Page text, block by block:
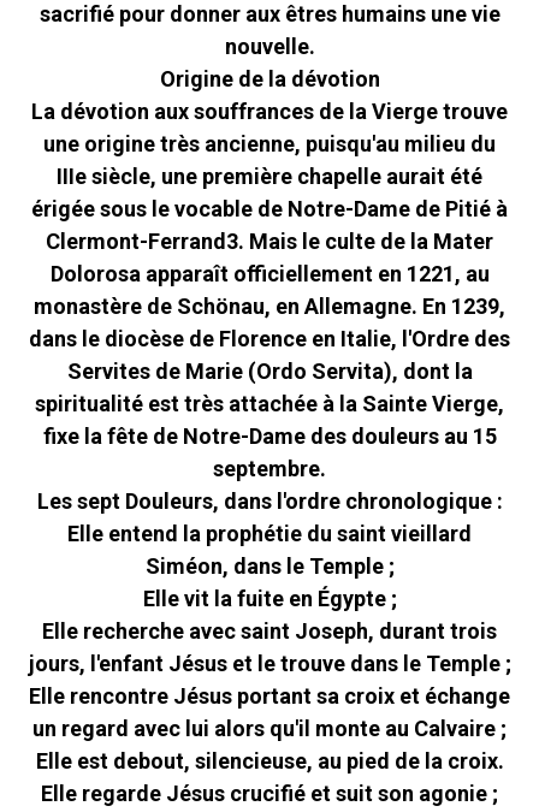
sacrifié pour donner aux êtres humains une vie
nouvelle.
Origine de la dévotion
La dévotion aux souffrances de la Vierge trouve
une origine très ancienne, puisqu'au milieu du
IIIe siècle, une première chapelle aurait été
érigée sous le vocable de Notre-Dame de Pitié à
Clermont-Ferrand3. Mais le culte de la Mater
Dolorosa apparaît officiellement en 1221, au
monastère de Schönau, en Allemagne. En 1239,
dans le diocèse de Florence en Italie, l'Ordre des
Servites de Marie (Ordo Servita), dont la
spiritualité est très attachée à la Sainte Vierge,
fixe la fête de Notre-Dame des douleurs au 15
septembre.
Les sept Douleurs, dans l'ordre chronologique :
Elle entend la prophétie du saint vieillard
Siméon, dans le Temple ;
Elle vit la fuite en Égypte ;
Elle recherche avec saint Joseph, durant trois
jours, l'enfant Jésus et le trouve dans le Temple ;
Elle rencontre Jésus portant sa croix et échange
un regard avec lui alors qu'il monte au Calvaire ;
Elle est debout, silencieuse, au pied de la croix.
Elle regarde Jésus crucifié et suit son agonie ;